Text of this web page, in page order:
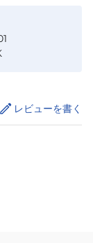
レビューを書く